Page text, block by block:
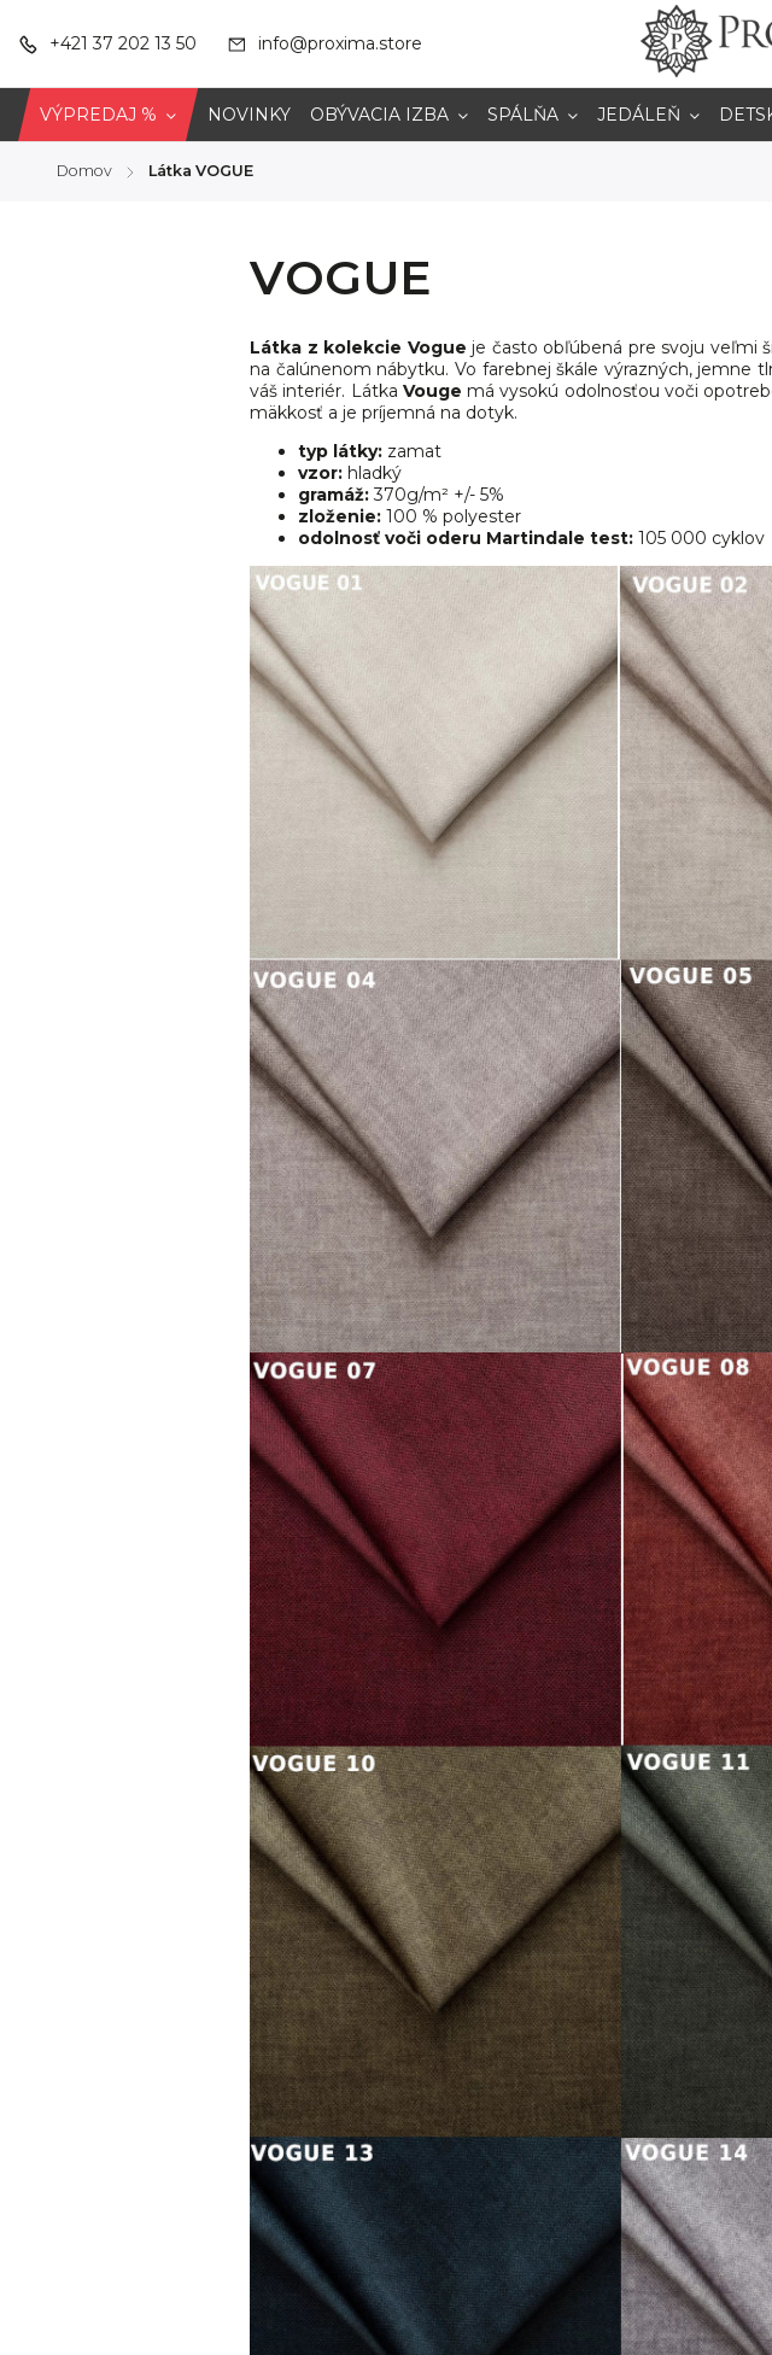
+421 37 202 13 50 info@proxima.store
VÝPREDAJ % NOVINKY OBÝVACIA IZBA SPÁLŇA JEDÁLEŇ
Domov / Látka VOGUE
VOGUE
Látka z kolekcie Vogue je často obľúbená pre svoju veľmi
na čalúnenom nábytku. Vo farebnej škále výrazných,
váš interiér. Látka Vouge má vysokú odolnosťou voči
mäkkosť a je príjemná na dotyk.
typ látky: zamat
vzor: hladký
gramáž:370g/m² +/- 5%
zloženie: 100 % polyester
odolnosť voči oderu Martindale test: 105 000 cyklov